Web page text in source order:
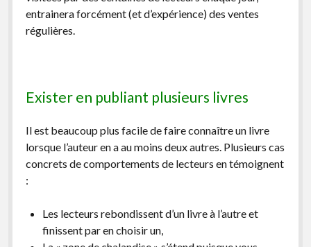
entrainera forcément (et d’expérience) des ventes
régulières.
Exister en publiant plusieurs livres
Il est beaucoup plus facile de faire connaître un livre
lorsque l’auteur en a au moins deux autres. Plusieurs cas
concrets de comportements de lecteurs en témoignent
:
Les lecteurs rebondissent d’un livre à l’autre et
finissent par en choisir un,